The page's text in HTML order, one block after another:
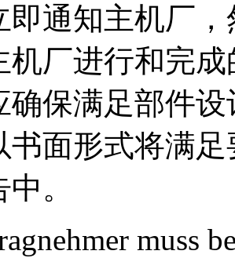
即通知主机厂
机厂进行和完
确保满足部件
书面形式将满
。
muss